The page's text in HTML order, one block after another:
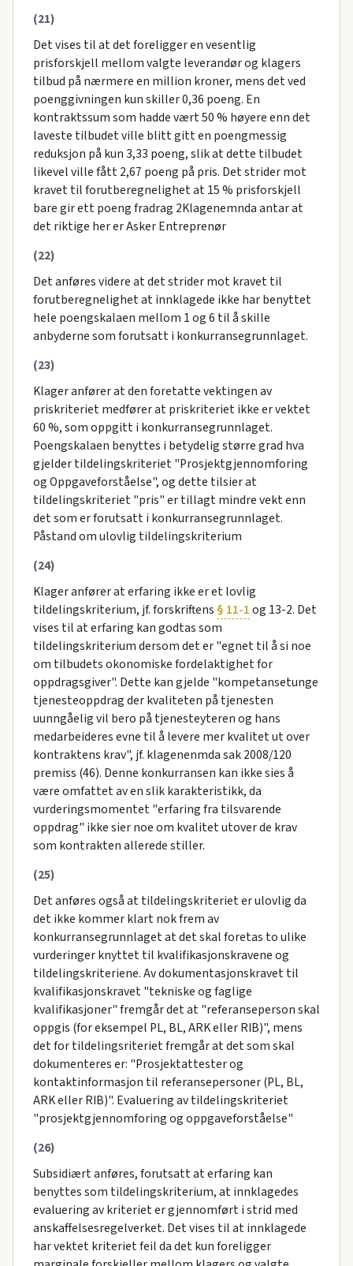
(21)
Det vises til at det foreligger en vesentlig
prisforskjell mellom valgte leverandør og klagers
tilbud på nærmere en million kroner, mens det ved
poenggivningen kun skiller 0,36 poeng. En
kontraktssum som hadde vært 50 % høyere enn det
laveste tilbudet ville blitt gitt en poengmessig
reduksjon på kun 3,33 poeng, slik at dette tilbudet
likevel ville fått 2,67 poeng på pris. Det strider mot
kravet til forutberegnelighet at 15 % prisforskjell
bare gir ett poeng fradrag 2Klagenemnda antar at
det riktige her er Asker Entreprenør
(22)
Det anføres videre at det strider mot kravet til
forutberegnelighet at innklagede ikke har benyttet
hele poengskalaen mellom 1 og 6 til å skille
anbyderne som forutsatt i konkurransegrunnlaget.
(23)
Klager anfører at den foretatte vektingen av
priskriteriet medfører at priskriteriet ikke er vektet
60 %, som oppgitt i konkurransegrunnlaget.
Poengskalaen benyttes i betydelig større grad hva
gjelder tildelingskriteriet "Prosjektgjennomforing
og Oppgaveforståelse", og dette tilsier at
tildelingskriteriet "pris" er tillagt mindre vekt enn
det som er forutsatt i konkurransegrunnlaget.
Påstand om ulovlig tildelingskriterium
(24)
Klager anfører at erfaring ikke er et lovlig
tildelingskriterium, jf. forskriftens § 11-1og 13-2. Det
vises til at erfaring kan godtas som
tildelingskriterium dersom det er "egnet til å si noe
om tilbudets okonomiske fordelaktighet for
oppdragsgiver". Dette kan gjelde "kompetansetunge
tjenesteoppdrag der kvaliteten på tjenesten
uunngåelig vil bero på tjenesteyteren og hans
medarbeideres evne til å levere mer kvalitet ut over
kontraktens krav", jf. klagenenmda sak 2008/120
premiss (46). Denne konkurransen kan ikke sies å
være omfattet av en slik karakteristikk, da
vurderingsmomentet "erfaring fra tilsvarende
oppdrag" ikke sier noe om kvalitet utover de krav
som kontrakten allerede stiller.
(25)
Det anføres også at tildelingskriteriet er ulovlig da
det ikke kommer klart nok frem av
konkurransegrunnlaget at det skal foretas to ulike
vurderinger knyttet til kvalifikasjonskravene og
tildelingskriteriene. Av dokumentasjonskravet til
kvalifikasjonskravet "tekniske og faglige
kvalifikasjoner" fremgår det at "referanseperson skal
oppgis (for eksempel PL, BL, ARK eller RIB)", mens
det for tildelingsriteriet fremgår at det som skal
dokumenteres er: "Prosjektattester og
kontaktinformasjon til referansepersoner (PL, BL,
ARK eller RIB)". Evaluering av tildelingskriteriet
"prosjektgjennomforing og oppgaveforståelse"
(26)
Subsidiært anføres, forutsatt at erfaring kan
benyttes som tildelingskriterium, at innklagedes
evaluering av kriteriet er gjennomført i strid med
anskaffelsesregelverket. Det vises til at innklagede
har vektet kriteriet feil da det kun foreligger